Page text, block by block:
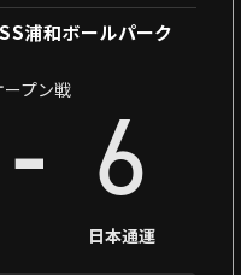
浦和ボールパーク
ープン戦
- 6
日本通運